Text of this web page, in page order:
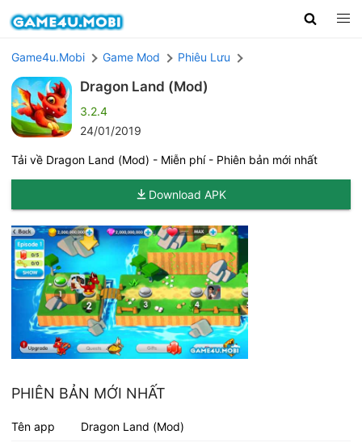
Game4u.Mobi Game Mod Phiêu Lưu
Dragon Land (Mod)
3.2.4
24/01/2019
Tải về Dragon Land (Mod) - Miễn phí - Phiên bản mới nhất
Download APK
PHIÊN BẢN MỚI NHẤT
Tên app Dragon Land (Mod)